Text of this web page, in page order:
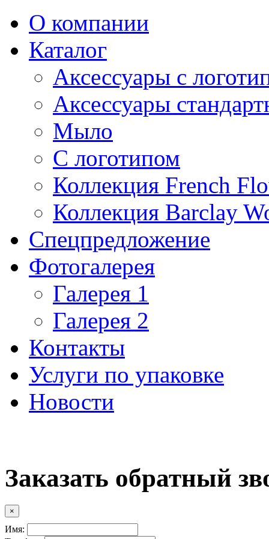
О компании
Каталог
Аксессуары с
Аксессуары
Мыло
С логотипом
Коллекция French
Коллекция Barclay
Спецпредложение
Фотогалерея
Галерея 1
Галерея 2
Контакты
Услуги по упаковке
Новости
Заказать обратный
×
Имя: